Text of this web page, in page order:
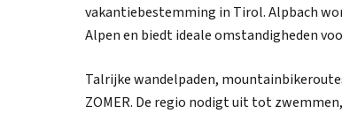
vakantiebestemming in Tirol. Alpbach
Alpen en biedt ideale omstandigheden
Talrijke wandelpaden,
ZOMER. De regio nodigt uit tot